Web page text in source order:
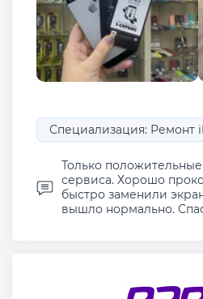
Специализация: Ремонт
Только
сервиса. Хорошо
быстро заменили
вышло нормально.